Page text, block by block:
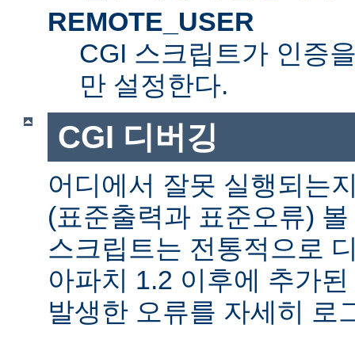
REMOTE_USER
CGI 스크립트가 인증
만 설정한다.
CGI 디버깅
어디에서 잘못 실행되는
(표준출력과 표준오류)
스크립트는 전통적으로
아파치 1.2 이후에 추가
발생한 오류를 자세히 로